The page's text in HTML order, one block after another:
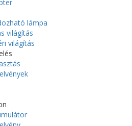
lámpa
világítás
világítás